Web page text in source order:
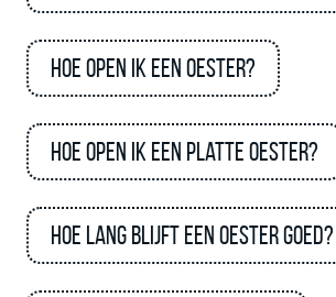
Hoe open ik een oester?
Hoe open ik een platte oester?
Hoe lang blijft een oester goed?